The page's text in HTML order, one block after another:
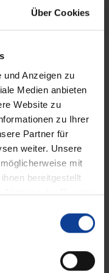
Über Cookies
und Anzeigen zu
Medien anbieten
Website zu
zu Ihrer
Partner für
weiter. Unsere
mit
bereitgestellt
Nutzung der Dienste
Tiere fern